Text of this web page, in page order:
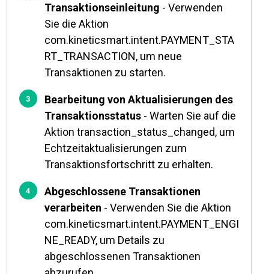
Transaktionseinleitung - Verwenden
Sie die Aktion
com.kineticsmart.intent.PAYMENT_STA
RT_TRANSACTION, um neue
Transaktionen zu starten.
Bearbeitung von Aktualisierungen des
Transaktionsstatus - Warten Sie auf die
Aktion transaction_status_changed, um
Echtzeitaktualisierungen zum
Transaktionsfortschritt zu erhalten.
Abgeschlossene Transaktionen
verarbeiten - Verwenden Sie die Aktion
com.kineticsmart.intent.PAYMENT_ENGI
NE_READY, um Details zu
abgeschlossenen Transaktionen